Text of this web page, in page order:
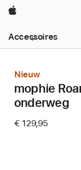
Apple
Accessoires
Nav
Open
Nieuw
mophie
onderweg
€ 129,95